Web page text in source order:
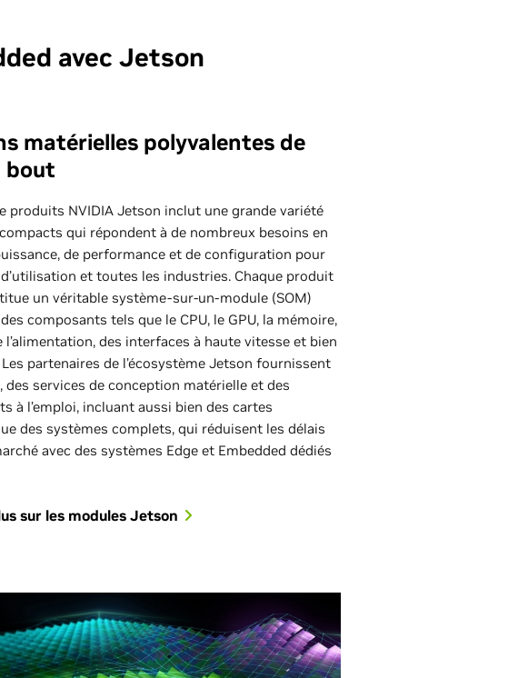
avec Jetson
matérielles polyvalentes de
bout
produits NVIDIA Jetson inclut une grande variété
qui répondent à de nombreux besoins en
de performance et de configuration pour
et toutes les industries. Chaque produit
un véritable système-sur-un-module (SOM)
composants tels que le CPU, le GPU, la mémoire,
l’alimentation, des interfaces à haute vitesse et bien
partenaires de l’écosystème Jetson fournissent
des services de conception matérielle et des
à l’emploi, incluant aussi bien des cartes
des systèmes complets, qui réduisent les délais
avec des systèmes Edge et Embedded dédiés
sur les modules Jetson